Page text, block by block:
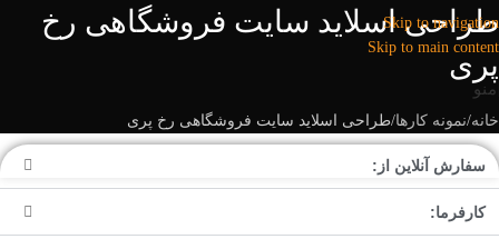
Skip to navigation
Skip to main content
منو
طراحی اسلاید سایت فروشگاهی رخ
پری
خانه نمونه کارها طراحی اسلاید سایت فروشگاهی رخ پری
سفارش آنلاین از:
کارفرما: